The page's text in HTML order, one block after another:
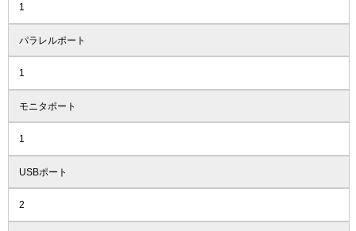
1
パラレルポート
1
モニタポート
1
USBポート
2